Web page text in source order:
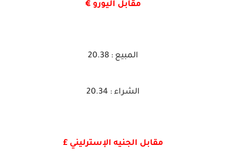
مقابل اليورو €
المبيع : 20.38
الشراء : 20.34
مقابل الجنيه الإسترليني £